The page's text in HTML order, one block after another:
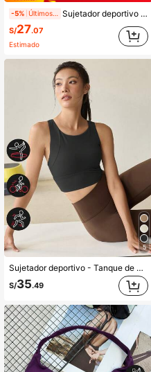
-5% Sujetador deportivo minimalista de tirantes finos con espalda cruzada para mujer
S/27.07
Estimado
5
Sujetador deportivo - Tanque de yoga con absorción de impactos fija, Sujetador deportivo negro para entrenamiento y correr de mujer Primavera
S/35.49